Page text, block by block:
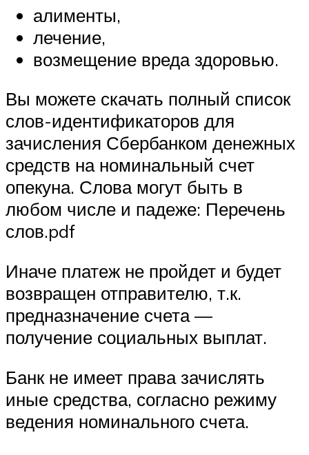
алименты,
лечение,
возмещение вреда здоровью.
Вы можете скачать полный список
слов-идентификаторов для
зачисления Сбербанком денежных
средств на номинальный счет
опекуна. Слова могут быть в
любом числе и падеже: Перечень
слов.pdf
Иначе платеж не пройдет и будет
возвращен отправителю, т.к.
предназначение счета —
получение социальных выплат.
Банк не имеет права зачислять
иные средства, согласно режиму
ведения номинального счета.